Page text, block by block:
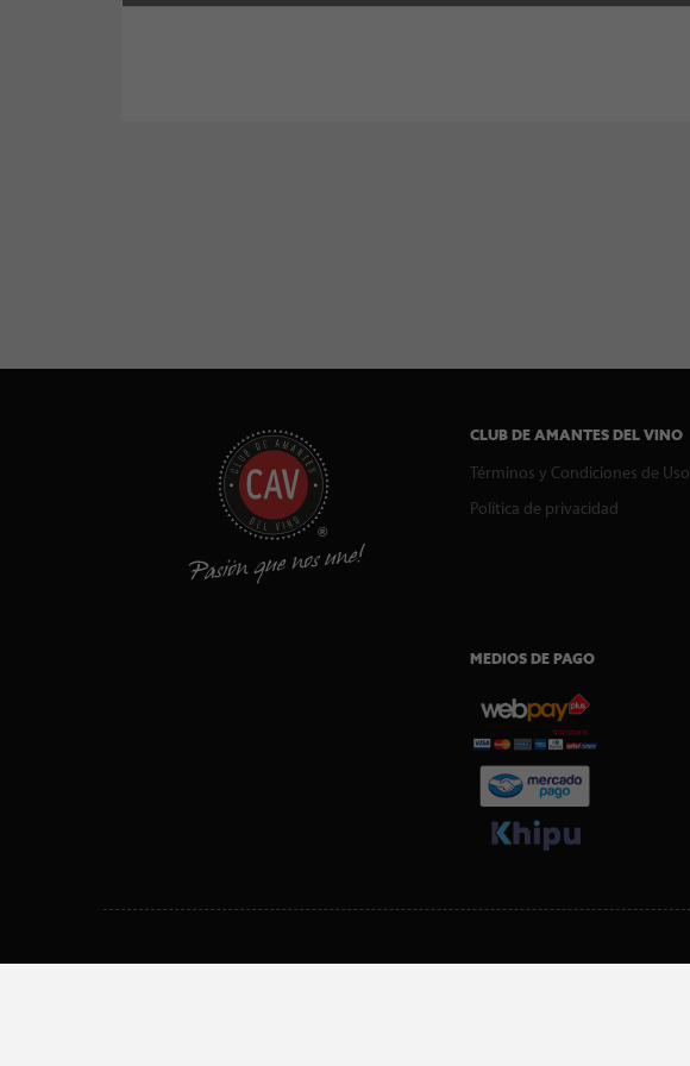
CLUB DE AMANTES DEL VINO
Términos y Condiciones de Uso
Política de privacidad
MEDIOS DE PAGO